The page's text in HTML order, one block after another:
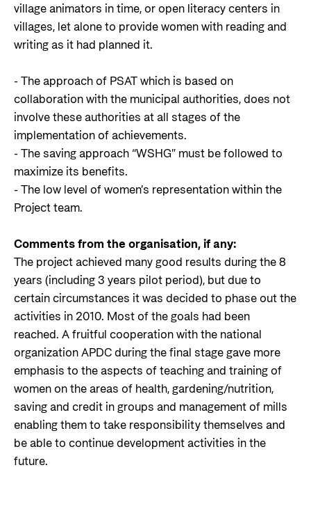
village animators in time, or open literacy centers in
villages, let alone to provide women with reading and
writing as it had planned it.
- The approach of PSAT which is based on
collaboration with the municipal authorities, does not
involve these authorities at all stages of the
implementation of achievements.
- The saving approach “WSHG” must be followed to
maximize its benefits.
- The low level of women’s representation within the
Project team.
Comments from the organisation, if any:
The project achieved many good results during the 8
years (including 3 years pilot period), but due to
certain circumstances it was decided to phase out the
activities in 2010. Most of the goals had been
reached. A fruitful cooperation with the national
organization APDC during the final stage gave more
emphasis to the aspects of teaching and training of
women on the areas of health, gardening/nutrition,
saving and credit in groups and management of mills
enabling them to take responsibility themselves and
be able to continue development activities in the
future.